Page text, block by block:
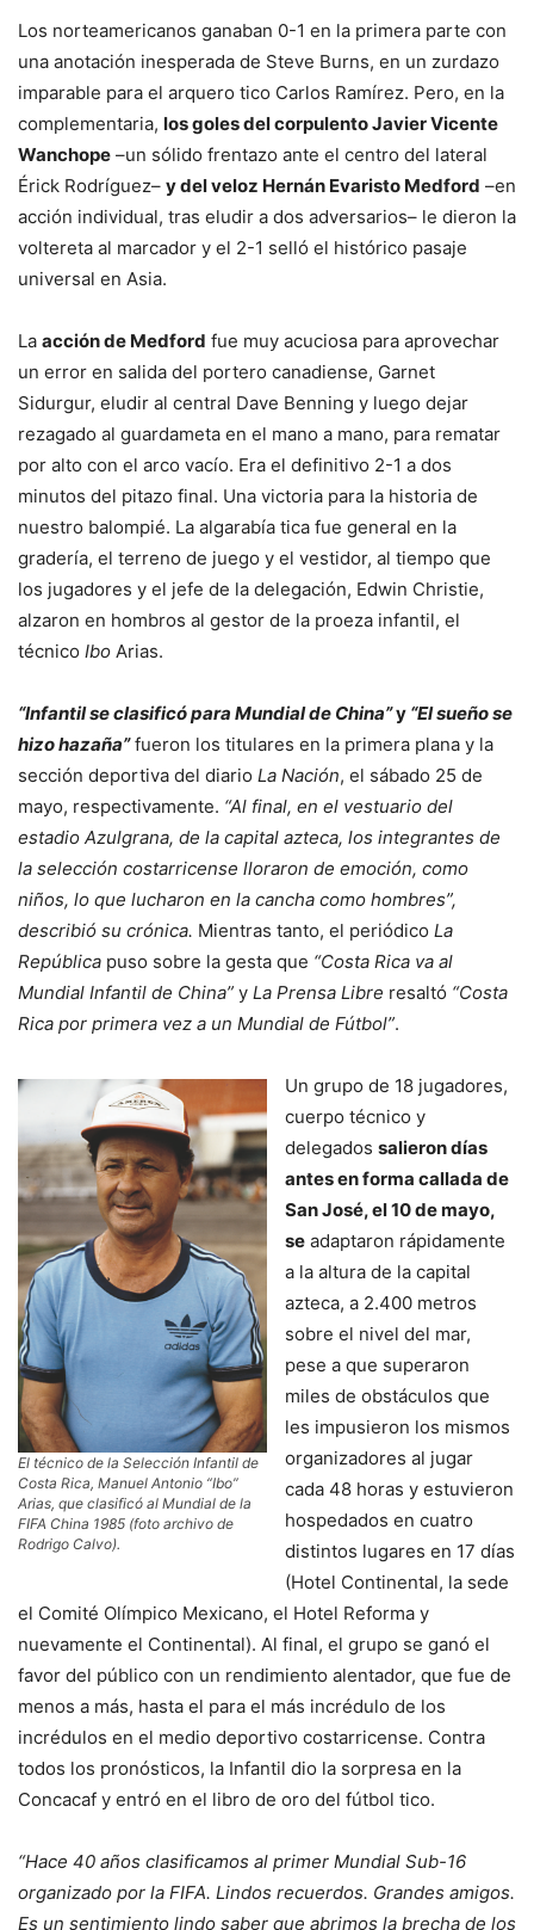
Los norteamericanos ganaban 0-1 en la primera parte con
una anotación inesperada de Steve Burns, en un zurdazo
imparable para el arquero tico Carlos Ramírez. Pero, en la
complementaria, los goles del corpulento Javier Vicente
Wanchope –un sólido frentazo ante el centro del lateral
Érick Rodríguez– y del veloz Hernán Evaristo Medford –en
acción individual, tras eludir a dos adversarios– le dieron la
voltereta al marcador y el 2-1 selló el histórico pasaje
universal en Asia.
La acción de Medford fue muy acuciosa para aprovechar
un error en salida del portero canadiense, Garnet
Sidurgur, eludir al central Dave Benning y luego dejar
rezagado al guardameta en el mano a mano, para rematar
por alto con el arco vacío. Era el definitivo 2-1 a dos
minutos del pitazo final. Una victoria para la historia de
nuestro balompié. La algarabía tica fue general en la
gradería, el terreno de juego y el vestidor, al tiempo que
los jugadores y el jefe de la delegación, Edwin Christie,
alzaron en hombros al gestor de la proeza infantil, el
técnico Ibo Arias.
“Infantil se clasificó para Mundial de China”y “El sueño se
hizo hazaña”fueron los titulares en la primera plana y la
sección deportiva del diario La Nación, el sábado 25 de
mayo, respectivamente. “Al final, en el vestuario del
estadio Azulgrana, de la capital azteca, los integrantes de
la selección costarricense lloraron de emoción, como
niños, lo que lucharon en la cancha como hombres”,
describió su crónica. Mientras tanto, el periódico La
República puso sobre la gesta que “Costa Rica va al
Mundial Infantil de China” y La Prensa Libre resaltó “Costa
Rica por primera vez a un Mundial de Fútbol”.
El técnico de la Selección Infantil de
Costa Rica, Manuel Antonio “Ibo”
Arias, que clasificó al Mundial de la
FIFA China 1985 (foto archivo de
Rodrigo Calvo).
Un grupo de 18 jugadores,
cuerpo técnico y
delegados salieron días
antes en forma callada de
San José, el 10 de mayo,
se adaptaron rápidamente
a la altura de la capital
azteca, a 2.400 metros
sobre el nivel del mar,
pese a que superaron
miles de obstáculos que
les impusieron los mismos
organizadores al jugar
cada 48 horas y estuvieron
hospedados en cuatro
distintos lugares en 17 días
(Hotel Continental, la sede
el Comité Olímpico Mexicano, el Hotel Reforma y
nuevamente el Continental). Al final, el grupo se ganó el
favor del público con un rendimiento alentador, que fue de
menos a más, hasta el para el más incrédulo de los
incrédulos en el medio deportivo costarricense. Contra
todos los pronósticos, la Infantil dio la sorpresa en la
Concacaf y entró en el libro de oro del fútbol tico.
“Hace 40 años clasificamos al primer Mundial Sub-16
organizado por la FIFA. Lindos recuerdos. Grandes amigos.
Es un sentimiento lindo saber que abrimos la brecha de los